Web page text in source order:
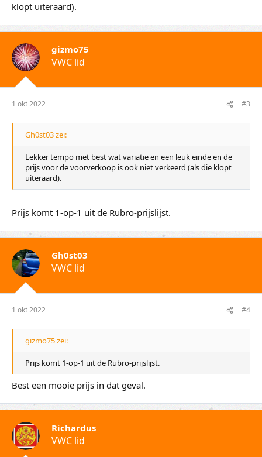
klopt uiteraard).
gizmo75
VWC lid
1 okt 2022 #3
Gh0st03 zei:
Lekker tempo met best wat variatie en een leuk einde en de
prijs voor de voorverkoop is ook niet verkeerd (als die klopt
uiteraard).
Prijs komt 1-op-1 uit de Rubro-prijslijst.
Gh0st03
VWC lid
1 okt 2022 #4
gizmo75 zei:
Prijs komt 1-op-1 uit de Rubro-prijslijst.
Best een mooie prijs in dat geval.
Richardus
VWC lid